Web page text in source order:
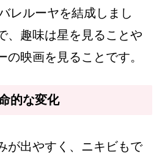
レルーヤを結成しまし
、趣味は星を見ることや
の映画を見ることです。
的な変化
が出やすく、ニキビもで